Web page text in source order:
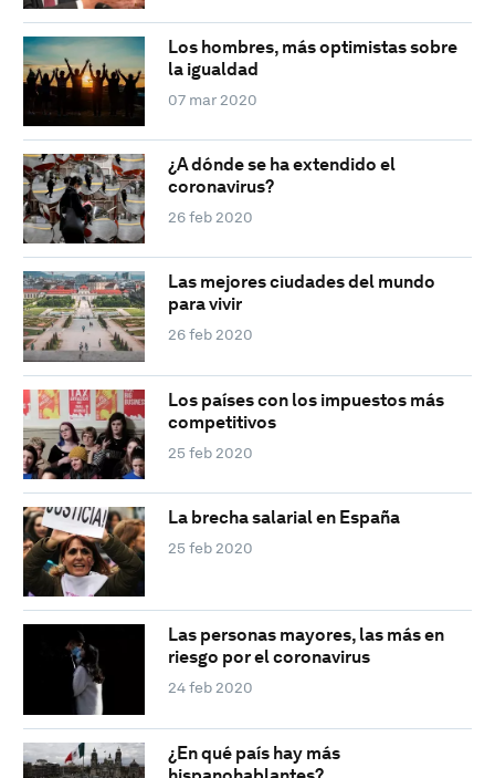
Los hombres, más optimistas sobre
la igualdad
07 mar 2020
¿A dónde se ha extendido el
coronavirus?
26 feb 2020
Las mejores ciudades del mundo
para vivir
26 feb 2020
Los países con los impuestos más
competitivos
25 feb 2020
La brecha salarial en España
25 feb 2020
Las personas mayores, las más en
riesgo por el coronavirus
24 feb 2020
¿En qué país hay más